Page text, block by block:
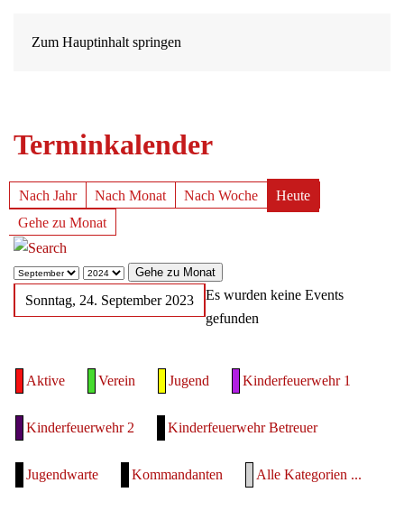
Zum Hauptinhalt springen
Terminkalender
Nach Jahr Nach Monat Nach Woche
Heute
Gehe zu Monat
Gehe zu Monat
Sonntag, 24. September 2023
Es wurden keine Events
gefunden
Aktive Verein Jugend Kinderfeuerwehr 1
Kinderfeuerwehr 2 Kinderfeuerwehr Betreuer
Jugendwarte Kommandanten Alle Kategorien ...